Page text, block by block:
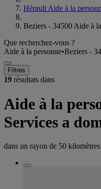
Hérault Aide à la
Beziers - 34500 Aide à
Que recherchez-vous ?
Aide à la personne•Beziers -
Filtres
19 résultats dans
Aide à la
Services a
dans un rayon de 50 kilomètres